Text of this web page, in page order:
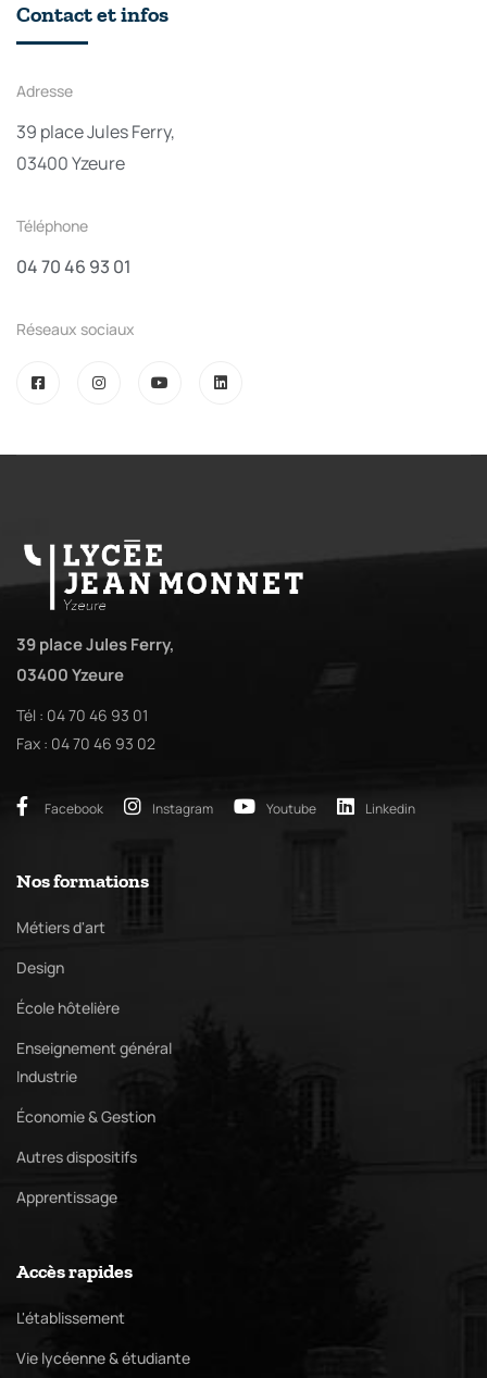
Contact et infos
Adresse
39 place Jules Ferry,
03400 Yzeure
Téléphone
04 70 46 93 01
Réseaux sociaux
39 place Jules Ferry,
03400 Yzeure
Tél : 04 70 46 93 01
Fax : 04 70 46 93 02
Facebook Instagram Youtube Linkedin
Nos formations
Métiers d'art
Design
École hôtelière
Enseignement général
Industrie
Économie & Gestion
Autres dispositifs
Apprentissage
Accès rapides
L'établissement
Vie lycéenne & étudiante